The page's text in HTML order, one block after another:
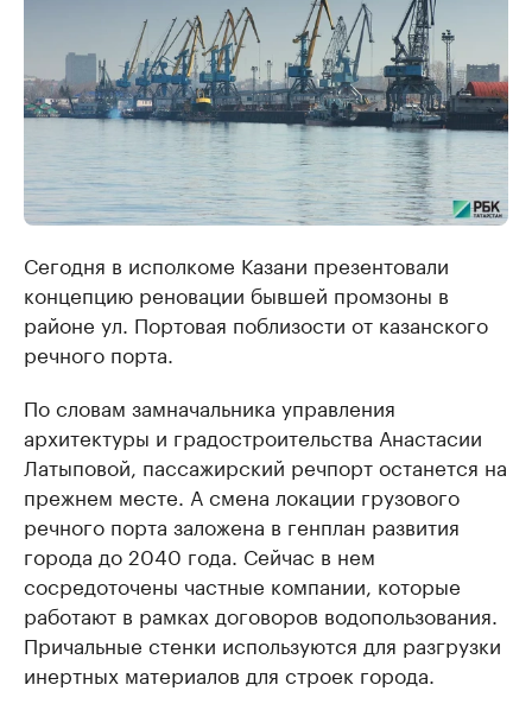
Сегодня в исполкоме Казани презентовали
концепцию реновации бывшей промзоны в
районе ул. Портовая поблизости от казанского
речного порта.
По словам замначальника управления
архитектуры и градостроительства Анастасии
Латыповой, пассажирский речпорт останется на
прежнем месте. А смена локации грузового
речного порта заложена в генплан развития
города до 2040 года. Сейчас в нем
сосредоточены частные компании, которые
работают в рамках договоров водопользования.
Причальные стенки используются для разгрузки
инертных материалов для строек города.